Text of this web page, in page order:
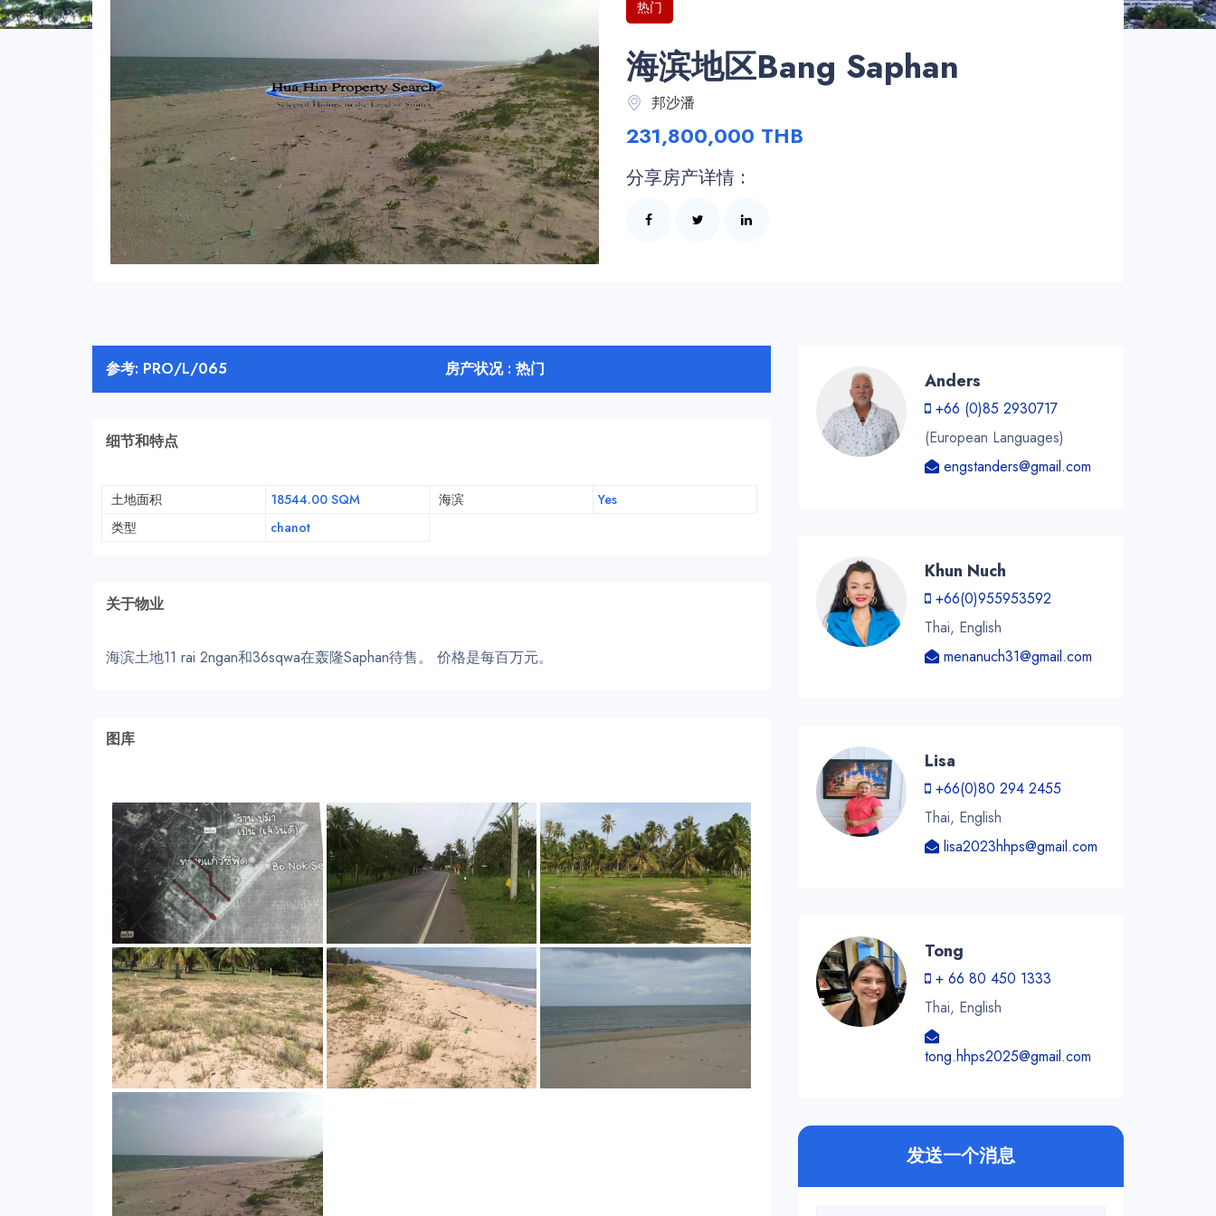
热门
海滨地区Bang Saphan
邦沙潘
231,800,000 THB
分享房产详情 :
参考: PRO/L/065 房产状况 : 热门
细节和特点
土地面积 18544.00 SQM 海滨
Yes
类型
chanot
关于物业
海滨土地11 rai 2ngan和36sqwa在轰隆Saphan待售。 价格是每百万元。
图库
Anders
+66 (0)85 2930717
(European Languages)
engstanders@gmail.com
Khun Nuch
+66(0)955953592
Thai, English
menanuch31@gmail.com
Lisa
+66(0)80 294 2455
Thai, English
lisa2023hhps@gmail.com
Tong
+ 66 80 450 1333
Thai, English
tong.hhps2025@gmail.com
发送一个消息